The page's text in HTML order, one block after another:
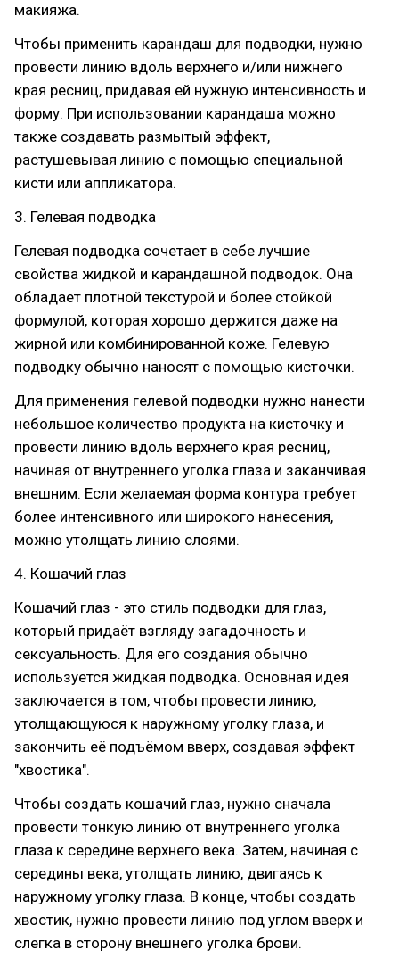
макияжа.
Чтобы применить карандаш для подводки, нужно
провести линию вдоль верхнего и/или нижнего
края ресниц, придавая ей нужную интенсивность и
форму. При использовании карандаша можно
также создавать размытый эффект,
растушевывая линию с помощью специальной
кисти или аппликатора.
3. Гелевая подводка
Гелевая подводка сочетает в себе лучшие
свойства жидкой и карандашной подводок. Она
обладает плотной текстурой и более стойкой
формулой, которая хорошо держится даже на
жирной или комбинированной коже. Гелевую
подводку обычно наносят с помощью кисточки.
Для применения гелевой подводки нужно нанести
небольшое количество продукта на кисточку и
провести линию вдоль верхнего края ресниц,
начиная от внутреннего уголка глаза и заканчивая
внешним. Если желаемая форма контура требует
более интенсивного или широкого нанесения,
можно утолщать линию слоями.
4. Кошачий глаз
Кошачий глаз - это стиль подводки для глаз,
который придаёт взгляду загадочность и
сексуальность. Для его создания обычно
используется жидкая подводка. Основная идея
заключается в том, чтобы провести линию,
утолщающуюся к наружному уголку глаза, и
закончить её подъёмом вверх, создавая эффект
"хвостика".
Чтобы создать кошачий глаз, нужно сначала
провести тонкую линию от внутреннего уголка
глаза к середине верхнего века. Затем, начиная с
середины века, утолщать линию, двигаясь к
наружному уголку глаза. В конце, чтобы создать
хвостик, нужно провести линию под углом вверх и
слегка в сторону внешнего уголка брови.